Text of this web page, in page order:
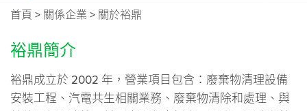
技術服務
崑鼎成員
首頁 > 關係企業 > 關於裕鼎
裕鼎簡介
裕鼎成立於 2002 年，營業項目包含：廢棄物清理設備
安裝工程、汽電共生相關業務、廢棄物清除和處理、與